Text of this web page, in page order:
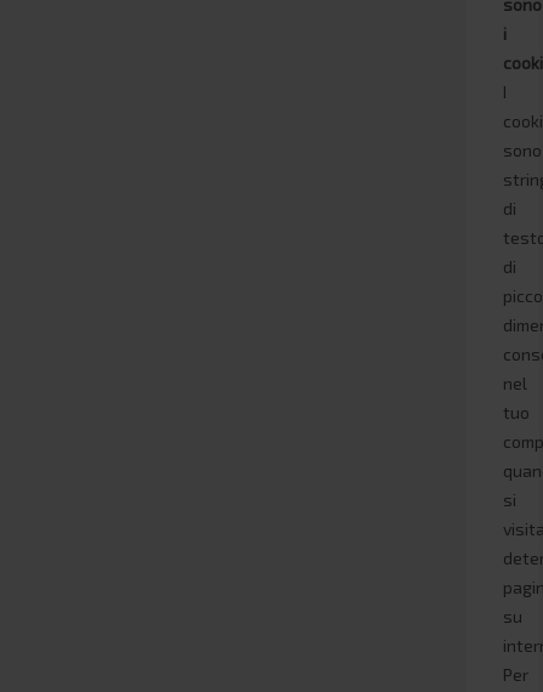
sono
i
I
sono
di
di
nel
tuo
si
su
Per